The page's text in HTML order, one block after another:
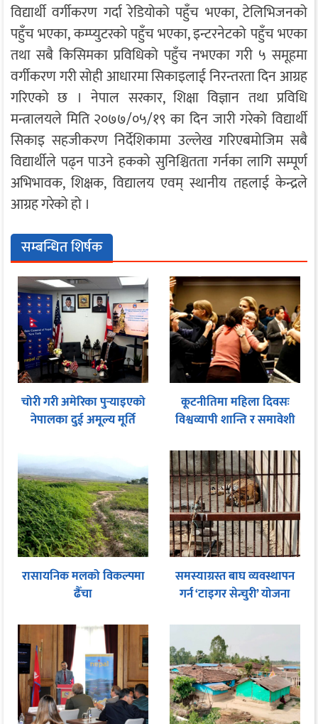
विद्यार्थी वर्गीकरण गर्दा रेडियोको पहुँच भएका, टेलिभिजनको
पहुँच भएका, कम्प्युटरको पहुँच भएका, इन्टरनेटको पहुँच भएका
तथा सबै किसिमका प्रविधिको पहुँच नभएका गरी ५ समूहमा
वर्गीकरण गरी सोही आधारमा सिकाइलाई निरन्तरता दिन आग्रह
गरिएको छ । नेपाल सरकार, शिक्षा विज्ञान तथा प्रविधि
मन्त्रालयले मिति २०७७/०५/१९ का दिन जारी गरेको विद्यार्थी
सिकाइ सहजीकरण निर्देशिकामा उल्लेख गरिएबमोजिम सबै
विद्यार्थीले पढ्न पाउने हकको सुनिश्चितता गर्नका लागि सम्पूर्ण
अभिभावक, शिक्षक, विद्यालय एवम् स्थानीय तहलाई केन्द्रले
आग्रह गरेको हो ।
सम्बन्धित शिर्षक
चोरी गरी अमेरिका पुर्‍याइएको
नेपालका दुई अमूल्य मूर्ति
कूटनीतिमा महिला दिवसः
विश्वव्यापी शान्ति र समावेशी
सहभागितामा जोड
रासायनिक मलको विकल्पमा
ढैँचा
समस्याग्रस्त बाघ व्यवस्थापन
गर्न ‘टाइगर सेन्चुरी’ योजना